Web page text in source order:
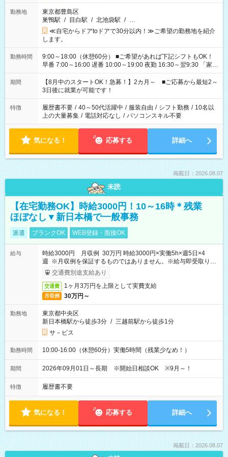
勤務地
東京都豊島区
巣鴨駅 / 目白駅 / 北池袋駅 / …
≪自宅からドアtoドアで30分以内！≫ご希望の勤務地を紹介
します。
勤務時間
9:00～18:00（休憩60分） ■ご希望があれば下記シフトもOK！
早番 7:00～16:00 遅番 10:00～19:00 夜勤 16:30～翌9:30 「家族
と休みを合わせたい」 「余裕を持って夕飯の準備がしたい」
「できれば残業はしたくない」 など、ご希望を教えてください
ね。 ※Wワーク希望の方へ 今ご覧のお仕事で希望する勤務時間
と、もう1つのお仕事の勤務時間。 合計で週40時間を超える場
合は応募できません。
期間
【8月中のスタートOK！急募！】2カ月～ ■ご応募から最短2～
3日後に就業が可能です！
特徴 履歴書不要 / 40～50代活躍中 / 服装自由 / シフト勤務 / 10名以
上の大量募集 / 電話対応なし / パソコンスキル不要
気になる！ 応募する 詳細へ
掲載日：2026.08.07
未読
【在宅勤務OK】時給3000円！10～16時＊残業
ほぼなし▼新日本橋で一般事務
派遣 ブランクOK WEB登録・面接OK
給与
時給3000円 月収例 30万円 時給3000円×実働5h×週5日×4
週 ※月収例を保証するものではありません。※給与即受取りサ
ービス利用可（利用条件有）
交通費別途支給あり
交通費 1ヶ月3万円を上限として実費支給
月収例 30万円～
勤務地
東京都中央区
新日本橋駅から徒歩3分 / 三越前駅から徒歩1分
サ－ビス
勤務時間 10:00-16:00（休憩60分）実働5時間（残業少なめ！）
期間 2026年09月01日～長期 ※開始日相談OK ※9月～！
特徴 履歴書不要
気になる！ 応募する 詳細へ
掲載日：2026.08.07